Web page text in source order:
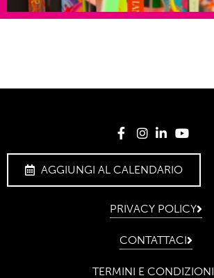
AGGIUNGI AL CALENDARIO
PRIVACY POLICY
CONTATTACI
TERMINI E CONDIZIONI